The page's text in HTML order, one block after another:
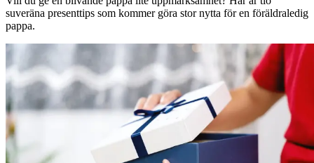
suveräna presenttips som kommer göra stor nytta för en föräldraledig
pappa.